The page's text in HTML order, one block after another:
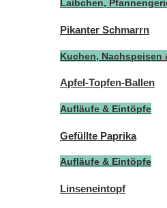
Laibchen,
Pikanter Schmarrn
Kuchen, Nachspeisen
Apfel-Topfen-Ballen
Aufläufe & Eintöpfe
Gefüllte Paprika
Aufläufe & Eintöpfe
Linseneintopf